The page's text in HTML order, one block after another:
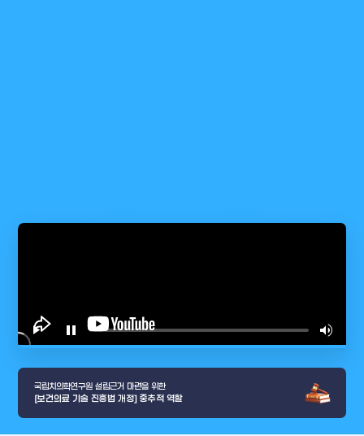
play_arrow pause volume_up
국립치의학연구원 설립근거 마련을 위한
[보건의료 기술 진흥법 개정] 중추적 역할